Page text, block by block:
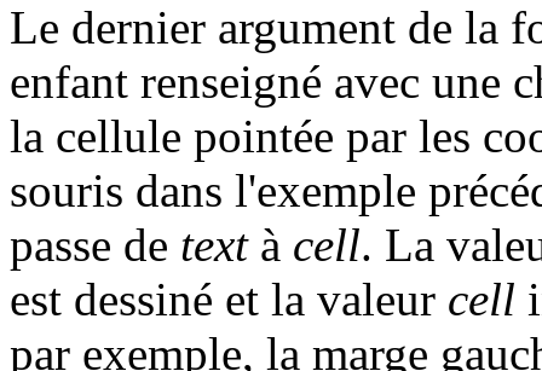
Le dernier argument de la
enfant renseigné avec une
la cellule pointée par les
souris dans l'exemple
passe de textà cell. La
est dessiné et la valeur cell
par exemple, la marge